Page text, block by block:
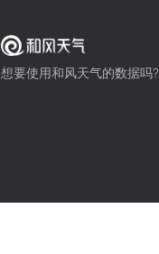
想要使用和风天气的数据吗?